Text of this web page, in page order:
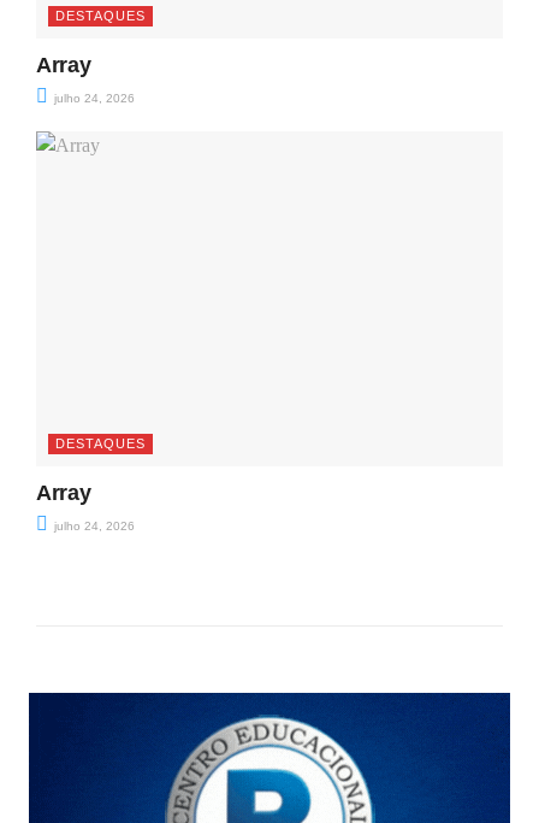
DESTAQUES
Array
julho 24, 2026
DESTAQUES
Array
julho 24, 2026